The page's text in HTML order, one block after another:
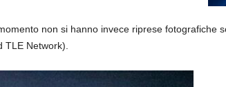
non si hanno invece riprese fotografiche
TLE Network).